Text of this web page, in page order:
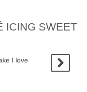
ICING SWEET